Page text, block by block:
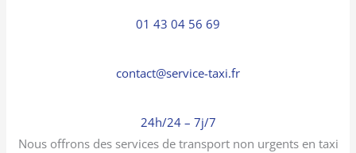
01 43 04 56 69
contact@service-taxi.fr
24h/24 – 7j/7
Nous offrons des services de transport non urgents en taxi